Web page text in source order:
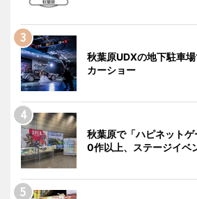
秋葉原UDXの地下駐車
カーショー
秋葉原で「ハピネット
0作以上、ステージイベ